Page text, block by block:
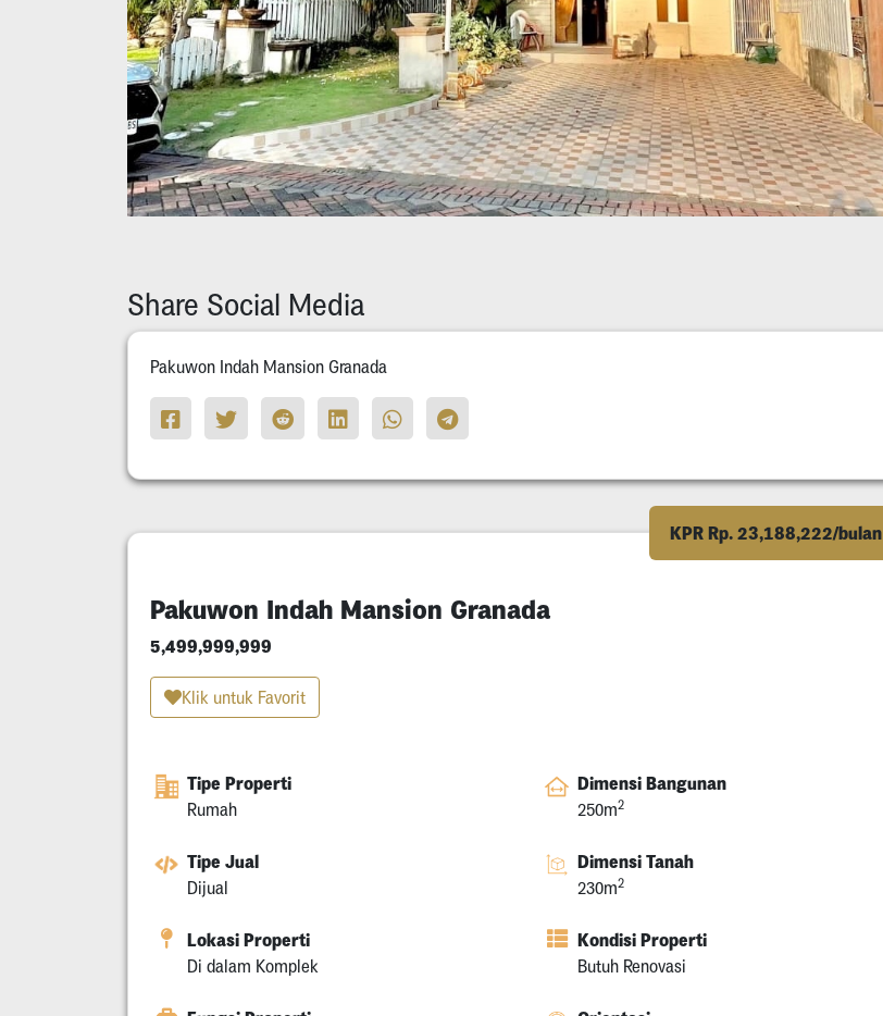
Share Social Media
Pakuwon Indah Mansion Granada
KPR Rp. 23,188,222/bulan
Pakuwon Indah Mansion Granada
5,499,999,999
Klik untuk Favorit
Tipe Properti
Rumah
Dimensi Bangunan
250m2
Tipe Jual
Dijual
Dimensi Tanah
230m2
Lokasi Properti
Di dalam Komplek
Kondisi Properti
Butuh Renovasi